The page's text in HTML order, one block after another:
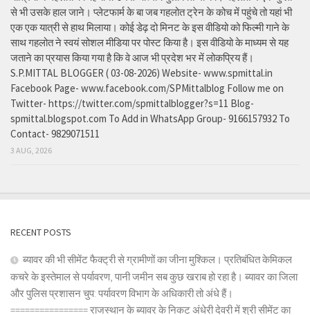
से भी उसके हाल जाने। प्लेटफार्म के बा जब गहलोत ट्रेन के कोच में पहुंचे तो यहां भी
एक एक यात्री से हाथ मिलाया। कोई डेढ़ दो मिनट के इस वीडियो को फिल्मी गाने के
साथ गहलोत ने स्वयं सोशल मीडिया पर पोस्ट किया है। इस वीडियो के माध्यम से यह
जताने का प्रयास किया गया है कि वे आज भी प्रदेश भर में लोकप्रिय हैं।
S.P.MITTAL BLOGGER ( 03-08-2026) Website- www.spmittal.in
Facebook Page- www.facebook.com/SPMittalblog Follow me on
Twitter- https://twitter.com/spmittalblogger?s=11 Blog-
spmittal.blogspot.com To Add in WhatsApp Group- 9166157932 To
Contact- 9829071511
3 AUG, 2026
RECENT POSTS
ब्यावर की भी सीमेंट फैक्ट्री से ग्रामीणों का जीना मुश्किल। प्रतिबंधित केमिकल
कचरे के इस्तेमाल से पर्यावरण, पानी जमीन सब कुछ खराब हो रहा है। ब्यावर का जिला
और पुलिस प्रशासन चुप: पर्यावरण विभाग के अधिकारी तो अंधे हैं।
================ राजस्थान के ब्यावर के निकट अंधेरी देवरी में श्री सीमेंट का